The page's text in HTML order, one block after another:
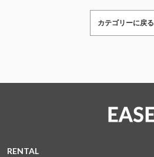
カテゴリーに戻る
RENTAL